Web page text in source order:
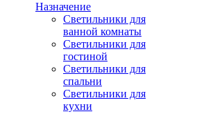
Назначение
Светильники для
ванной комнаты
Светильники для
гостиной
Светильники для
спальни
Светильники для
кухни